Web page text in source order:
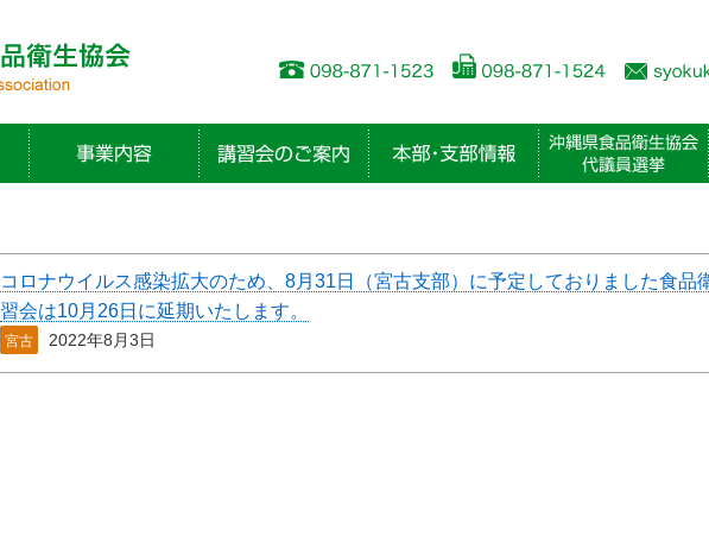
コロナウイルス感染拡大のため、8月31日（宮古支部）に予定しておりました食品
習会は10月26日に延期いたします。
宮古 2022年8月3日